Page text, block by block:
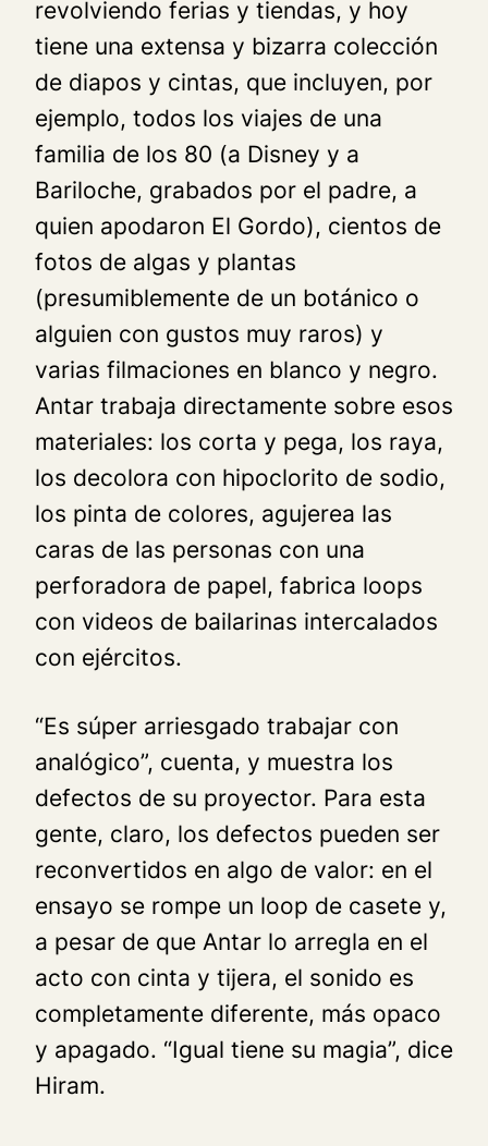
revolviendo ferias y tiendas, y hoy
tiene una extensa y bizarra colección
de diapos y cintas, que incluyen, por
ejemplo, todos los viajes de una
familia de los 80 (a Disney y a
Bariloche, grabados por el padre, a
quien apodaron El Gordo), cientos de
fotos de algas y plantas
(presumiblemente de un botánico o
alguien con gustos muy raros) y
varias filmaciones en blanco y negro.
Antar trabaja directamente sobre esos
materiales: los corta y pega, los raya,
los decolora con hipoclorito de sodio,
los pinta de colores, agujerea las
caras de las personas con una
perforadora de papel, fabrica loops
con videos de bailarinas intercalados
con ejércitos.
“Es súper arriesgado trabajar con
analógico”, cuenta, y muestra los
defectos de su proyector. Para esta
gente, claro, los defectos pueden ser
reconvertidos en algo de valor: en el
ensayo se rompe un loop de casete y,
a pesar de que Antar lo arregla en el
acto con cinta y tijera, el sonido es
completamente diferente, más opaco
y apagado. “Igual tiene su magia”, dice
Hiram.